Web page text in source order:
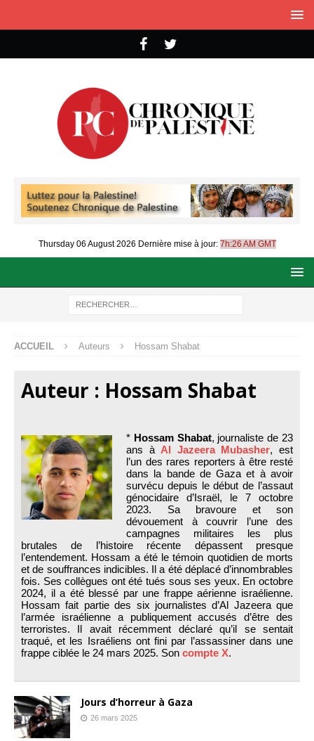
Thursday 06 August 2026 Dernière mise à jour: 7h:26 AM GMT
ACCUEIL Auteurs Hossam Shabat
Auteur : Hossam Shabat
* Hossam Shabat, journaliste de 23
ans à Al Jazeera Mubasher, est
l’un des rares reporters à être resté
dans la bande de Gaza et à avoir
survécu depuis le début de l’assaut
génocidaire d’Israël, le 7 octobre
2023. Sa bravoure et son
dévouement à couvrir l’une des
campagnes militaires les plus
brutales de l’histoire récente dépassent presque
l’entendement. Hossam a été le témoin quotidien de morts
et de souffrances indicibles. Il a été déplacé d’innombrables
fois. Ses collègues ont été tués sous ses yeux. En octobre
2024, il a été blessé par une frappe aérienne israélienne.
Hossam fait partie des six journalistes d’Al Jazeera que
l’armée israélienne a publiquement accusés d’être des
terroristes. Il avait récemment déclaré qu’il se sentait
traqué, et les Israéliens ont fini par l’assassiner dans une
frappe ciblée le 24 mars 2025. Son compte X.
Jours d’horreur à Gaza
26 mars 2025